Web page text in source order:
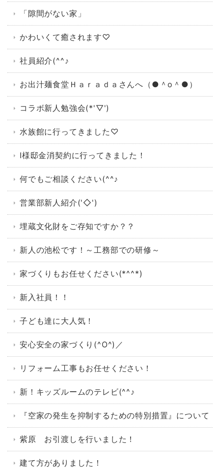
「隙間がない家」
かわいくて癒されます♡
社員紹介(^^♪
お出汁麺食堂Ｈａｒａｄａさんへ（●＾o＾●）
コラボ新人勉強会(*'▽')
水族館に行ってきました♡
I様邸金消契約に行ってきました！
何でもご相談ください(^^♪
営業部新人紹介('◇')ゞ
埋蔵文化財をご存知ですか？？
新人の池松です！～工務部での研修～
家づくりもお任せください(*^^*)
新入社員！！
子ども達に大人気！
安心安全の家づくり(^O^)／
リフォーム工事もお任せください！
新！キッズルームのテレビ(^^♪
『空家の発生を抑制するための特別措置』について
紫原 お引渡しを行いました！
建て方がありました！